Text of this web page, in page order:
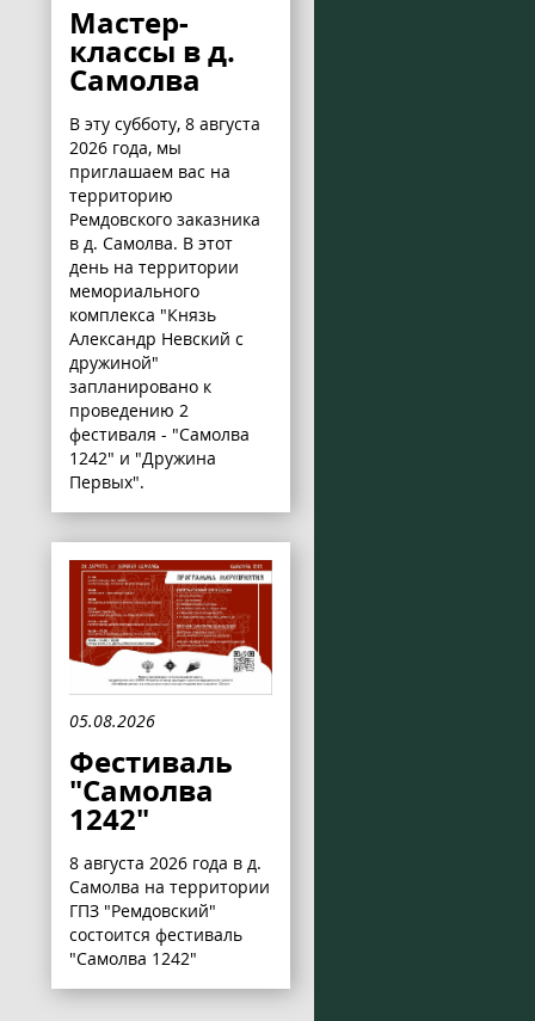
Мастер-
классы в д.
Самолва
В эту субботу, 8 августа
2026 года, мы
приглашаем вас на
территорию
Ремдовского заказника
в д. Самолва. В этот
день на территории
мемориального
комплекса "Князь
Александр Невский с
дружиной"
запланировано к
проведению 2
фестиваля - "Самолва
1242" и "Дружина
Первых".
05.08.2026
Фестиваль
"Самолва
1242"
8 августа 2026 года в д.
Самолва на территории
ГПЗ "Ремдовский"
состоится фестиваль
"Самолва 1242"